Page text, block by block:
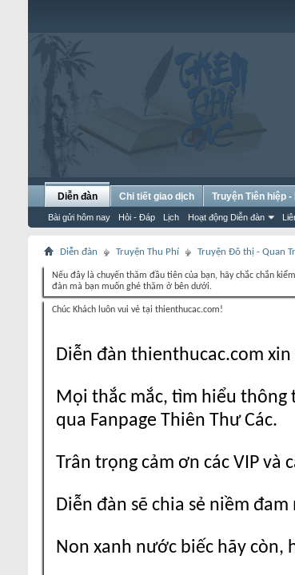
Diễn đàn
Bài gửi hôm nay Hỏi - Đáp Lịch Hoạt động Diễn đàn
Chi tiết giao dịch Truyện Tiên hiệp
Diễn đàn Truyện Thu Phí Truyện Đô thị - Quan
Nếu đây là chuyến thăm đầu tiên của bạn, hãy chắc chắn
đàn mà bạn muốn ghé thăm ở bên dưới.
Chúc Khách luôn vui vẻ tại thienthucac.com!
Diễn đàn thienthucac.com
Mọi thắc mắc, tìm hiểu thông
qua Fanpage Thiên Thư Các.
Trân trọng cảm ơn các VIP và
Diễn đàn sẽ chia sẻ niềm
Non xanh nước biếc hãy còn,